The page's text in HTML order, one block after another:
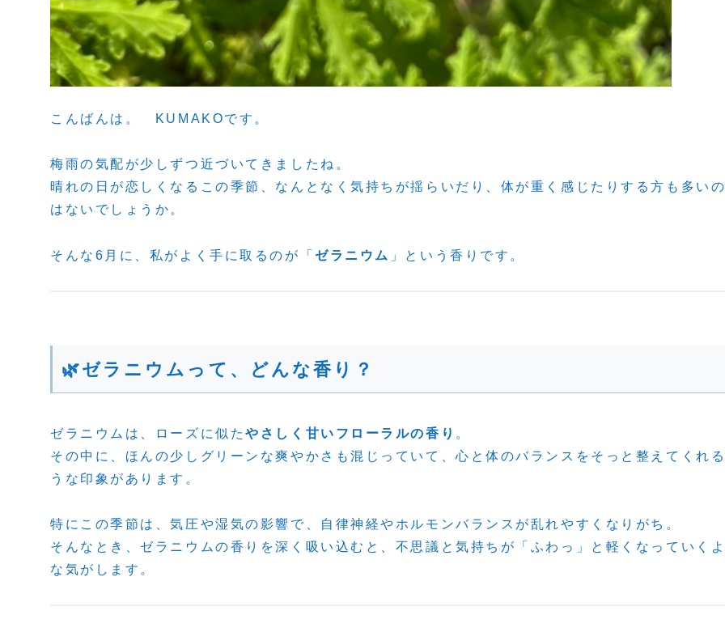
こんばんは。 KUMAKOです。
梅雨の気配が少しずつ近づいてきましたね。
晴れの日が恋しくなるこの季節、なんとなく気持ちが揺らいだり、体が重く感じたりする方も多い
はないでしょうか。
そんな6月に、私がよく手に取るのが「ゼラニウム 」という香りです。
🌿ゼラニウムって、どんな香り？
ゼラニウムは、ローズに似たやさしく甘いフローラルの香り 。
その中に、ほんの少しグリーンな爽やかさも混じっていて、心と体のバランスをそっと整えてくれ
うな印象があります。
特にこの季節は、気圧や湿気の影響で、自律神経やホルモンバランスが乱れやすくなりがち。
そんなとき、ゼラニウムの香りを深く吸い込むと、不思議と気持ちが「ふわっ」と軽くなっていく
な気がします。